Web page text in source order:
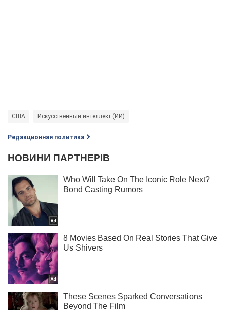
США Искусственный интеллект (ИИ)
Редакционная политика